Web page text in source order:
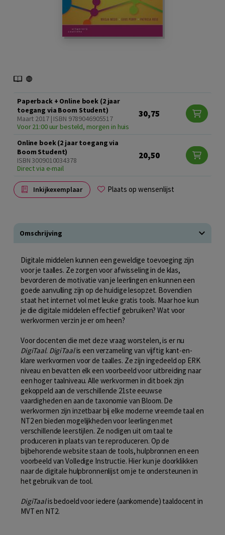
Paperback + Online boek (2 jaar
toegang via Boom Student)
Maart 2017 | ISBN 9789046905517
Voor 21:00 uur besteld, morgen in huis
30,75
Online boek (2 jaar toegang via
Boom Student)
ISBN 3009010034378
Direct via e-mail
20,50
Inkijkexemplaar Plaats op wensenlijst
Omschrijving
Digitale middelen kunnen een geweldige toevoeging zijn
voor je taalles. Ze zorgen voor afwisseling in de klas,
bevorderen de motivatie van je leerlingen en kunnen een
goede aanvulling zijn op de huidige lesopzet. Bovendien
staat het internet vol met leuke gratis tools. Maar hoe kun
je die digitale middelen effectief gebruiken? Wat voor
werkvormen verzin je er om heen?
Voor docenten die met deze vraag worstelen, is er nu
DigiTaal. DigiTaalis een verzameling van vijftig kant-en-
klare werkvormen voor de taalles. Ze zijn ingedeeld op ERK
niveau en bevatten elk een voorbeeld voor uitbreiding naar
een hoger taalniveau. Alle werkvormen in dit boek zijn
gekoppeld aan de verschillende 21ste eeuwse
vaardigheden en aan de taxonomie van Bloom. De
werkvormen zijn inzetbaar bij elke moderne vreemde taal en
NT2 en bieden mogelijkheden voor leerlingen met
verschillende leerstijlen. Ze nodigen uit om taal te
produceren in plaats van te reproduceren. Op de
bijbehorende website staan de tools, hulpbronnen en een
voorbeeld van Volledige Instructie. Hier kun je doorklikken
naar de digitale hulpbronnenlijst om je te ondersteunen in
het gebruik van de tool.
DigiTaalis bedoeld voor iedere (aankomende) taaldocent in
MVT en NT2.